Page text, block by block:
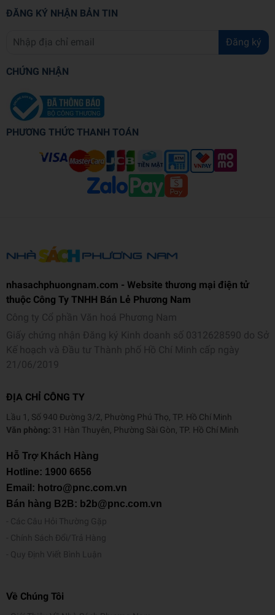
ĐĂNG KÝ NHẬN BẢN TIN
Đăng ký
CHỨNG NHẬN
PHƯƠNG THỨC THANH TOÁN
nhasachphuongnam.com - Website thương mại điện tử
thuộc Công Ty TNHH Bán Lẻ Phương Nam
Công ty Cổ phần Văn hoá Phương Nam
Giấy chứng nhận Đăng ký Kinh doanh số 0312628590 do Sở
Kế hoạch và Đầu tư Thành phố Hồ Chí Minh cấp ngày
21/06/2019
ĐỊA CHỈ CÔNG TY
Lầu 1, Số 940 Đường 3/2, Phường Phú Thọ, TP. Hồ Chí Minh
Văn phòng: 31 Hàn Thuyên, Phường Sài Gòn, TP. Hồ Chí Minh
Hỗ Trợ Khách Hàng
Hotline: 1900 6656
Email: hotro@pnc.com.vn
Bán hàng B2B: b2b@pnc.com.vn
Các Câu Hỏi Thường Gặp
Chính Sách Đổi/Trả Hàng
Quy Định Viết Bình Luận
Về Chúng Tôi